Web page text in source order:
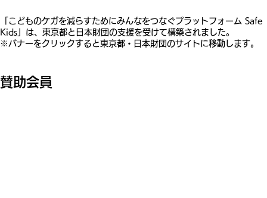
​「こどものケガを減らすためにみんなをつなぐプラットフォーム Safe
Kids」は、東京都と日本財団の支援を受けて構築されました。
※バナーをクリックすると東京都・日本財団のサイトに移動します。
賛助会員